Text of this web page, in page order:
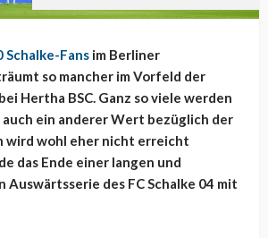
Schalke-Fans im Berliner
so mancher im Vorfeld der
Hertha BSC. Ganz so viele werden
auch ein anderer Wert bezüglich der
wird wohl eher nicht erreicht
das Ende einer langen und
Auswärtsserie des FC Schalke 04 mit